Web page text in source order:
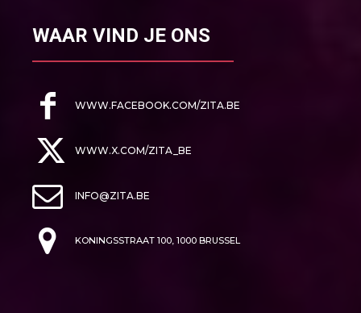
WAAR VIND JE ONS
WWW.FACEBOOK.COM/ZITA.BE
WWW.X.COM/ZITA_BE
INFO@ZITA.BE
KONINGSSTRAAT 100, 1000 BRUSSEL